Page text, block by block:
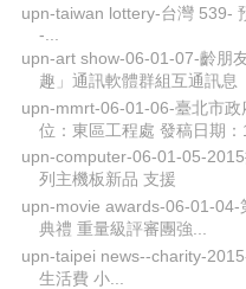
upn-taiwan lottery-台灣 539-
-...
upn-art show-06-01-07-齡朋
趣」通訊軟體群組互通訊息
upn-mmrt-06-01-06-臺北市
位：東區工程處 發稿日期：
upn-computer-06-01-05-
列主機板新品 支援
upn-movie awards-06-01-04-
典禮 重量級評審團強...
upn-taipei news--charity-
生活費 小...